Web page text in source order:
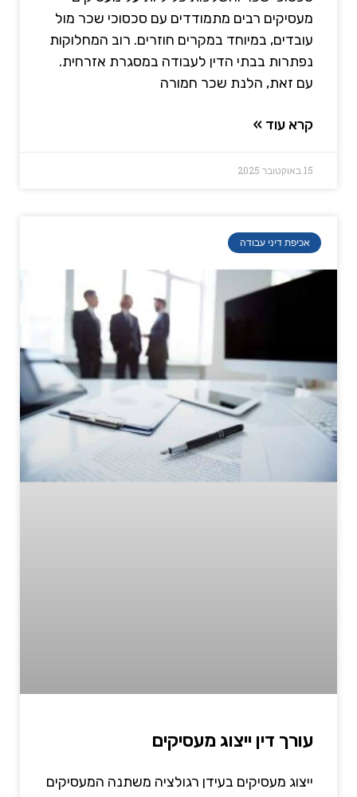
מעסיקים רבים מתמודדים עם סכסוכי שכר מול
עובדים, במיוחד במקרים חוזרים. רוב המחלוקות
נפתרות בבתי הדין לעבודה במסגרת אזרחית.
עם זאת, הלנת שכר חמורה
קרא עוד »
15 באוקטובר 2025
אכיפת דיני עבודה
עורך דין ייצוג מעסיקים
ייצוג מעסיקים בעידן רגולציה משתנה המעסיקים